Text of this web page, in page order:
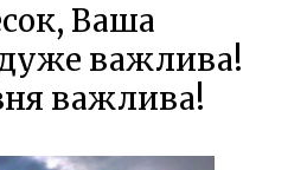
Ваша
важлива!
важлива!